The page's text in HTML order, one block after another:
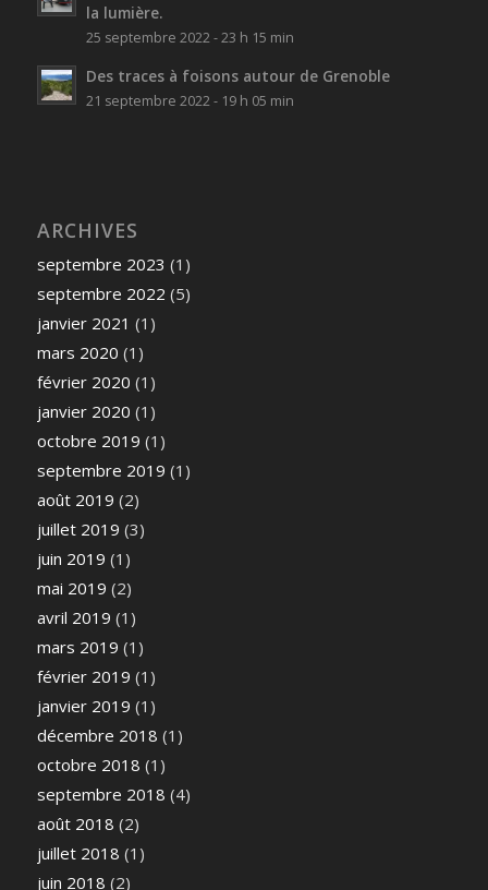
la lumière.
25 septembre 2022 - 23 h 15 min
Des traces à foisons autour de Grenoble
21 septembre 2022 - 19 h 05 min
ARCHIVES
septembre 2023 (1)
septembre 2022 (5)
janvier 2021 (1)
mars 2020 (1)
février 2020 (1)
janvier 2020 (1)
octobre 2019 (1)
septembre 2019 (1)
août 2019 (2)
juillet 2019 (3)
juin 2019 (1)
mai 2019 (2)
avril 2019 (1)
mars 2019 (1)
février 2019 (1)
janvier 2019 (1)
décembre 2018 (1)
octobre 2018 (1)
septembre 2018 (4)
août 2018 (2)
juillet 2018 (1)
juin 2018 (2)